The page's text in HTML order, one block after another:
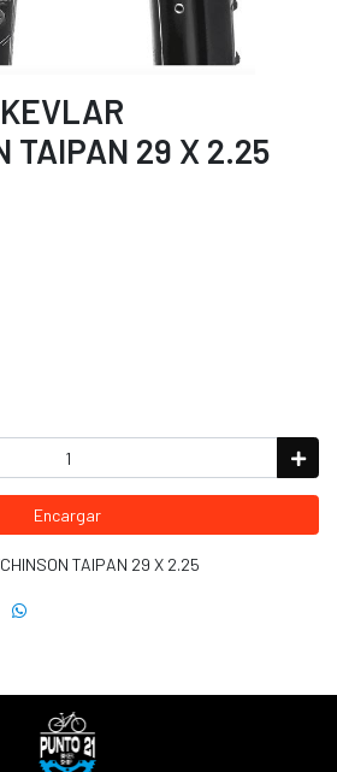
TAIPAN 29 X 2.25
Encargar
TAIPAN 29 X 2.25